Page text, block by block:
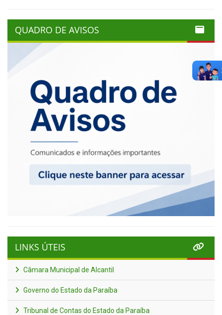
QUADRO DE AVISOS
LINKS ÚTEIS
Câmara Municipal de Alcantil
Governo do Estado da Paraíba
Tribunal de Contas do Estado da Paraíba